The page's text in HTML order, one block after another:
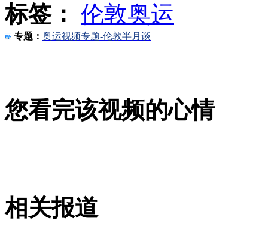
实拍男子携枪运毒进京被逮
山西运城恶犬咬伤多人 警民合力深夜将其击毙
无痛分娩是否安全 医生回应
标签： 伦敦奥运
专题： 奥运视频专题-伦敦半月谈
您看完该视频的心情
相关报道